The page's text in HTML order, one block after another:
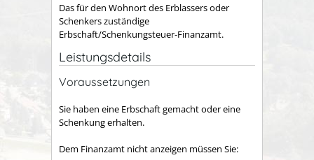
Das für den Wohnort des Erblassers oder
Schenkers zuständige
Erbschaft/Schenkungsteuer-Finanzamt.
Leistungsdetails
Voraussetzungen
Sie haben eine Erbschaft gemacht oder eine
Schenkung erhalten.
Dem Finanzamt nicht anzeigen müssen Sie: